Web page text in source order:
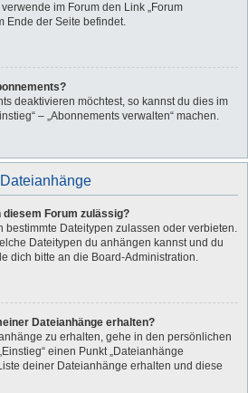
im Forum den Link „Forum
Ende der Seite befindet.
deaktivieren möchtest, so kannst du dies im
– „Abonnements verwalten“ machen.
Dateianhänge
diesem Forum zulässig?
bestimmte Dateitypen zulassen oder verbieten.
Dateitypen du anhängen kannst und du
dich bitte an die Board-Administration.
Dateianhänge erhalten?
zu erhalten, gehe in den persönlichen
einen Punkt „Dateianhänge
deiner Dateianhänge erhalten und diese